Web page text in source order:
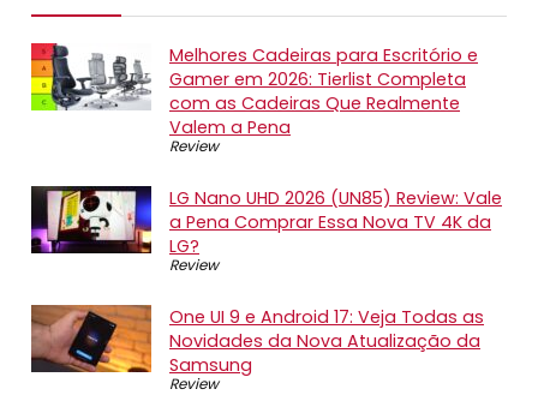
Melhores Cadeiras para Escritório e
Gamer em 2026: Tierlist Completa
com as Cadeiras Que Realmente
Valem a Pena
Review
LG Nano UHD 2026 (UN85) Review: Vale
a Pena Comprar Essa Nova TV 4K da
LG?
Review
One UI 9 e Android 17: Veja Todas as
Novidades da Nova Atualização da
Samsung
Review